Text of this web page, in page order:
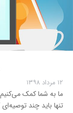
۱۲ مرداد ۱۳۹۸
تنها باید چند